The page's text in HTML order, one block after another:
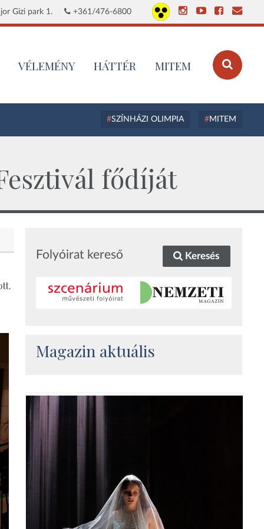
Gizi park 1. +361/476-6800
VÉLEMÉNY HÁTTÉR MITEM
SZÍNHÁZI OLIMPIA MITEM
fődíját
Folyóirat kereső Keresés
Magazin aktuális